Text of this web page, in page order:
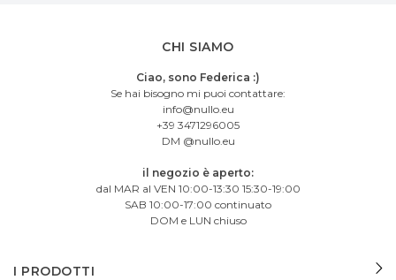
CHI SIAMO
Ciao, sono Federica :)
Se hai bisogno mi puoi contattare:
info@nullo.eu
+39 3471296005
DM @nullo.eu
il negozio è aperto:
dal MAR al VEN 10:00-13:30 15:30-19:00
SAB 10:00-17:00 continuato
DOM e LUN chiuso
I PRODOTTI